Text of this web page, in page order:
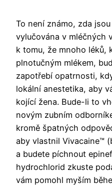
To není známo, zda
vylučována v mléčných
k tomu, že mnoho léků,
plnotučným mlékem,
zapotřebí opatrnosti,
lokální anestetika, aby
kojící žena. Bude-li to
novým zubním
kromě špatných
aby vlastnil Vivacaine™
a budete píchnout
hydrochlorid zkuste
vám pomohl myším